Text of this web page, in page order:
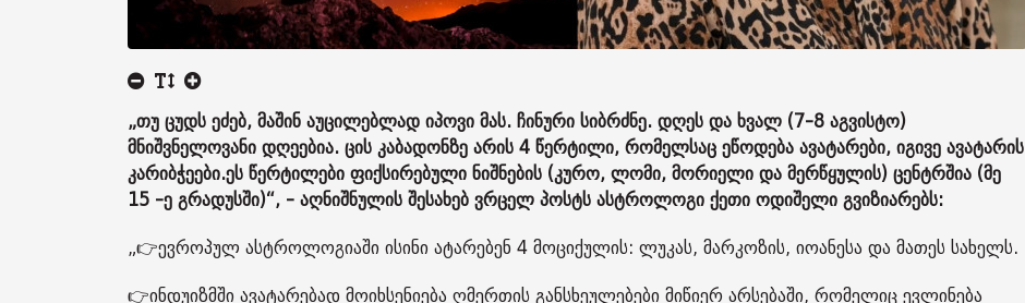
„თუ ცუდს ეძებ, მაშინ აუცილებლად იპოვი მას. ჩინური სიბრძნე. დღეს და ხვალ (7-8 აგვისტო)
მნიშვნელოვანი დღეებია. ცის კაბადონზე არის 4 წერტილი, რომელსაც ეწოდება ავატარები, იგივე ავატარის
კარიბჭეები.ეს წერტილები ფიქსირებული ნიშნების (კურო, ლომი, მორიელი და მერწყულის) ცენტრშია (მე
15 -ე გრადუსში)“, - აღნიშნულის შესახებ ვრცელ პოსტს ასტროლოგი ქეთი ოდიშელი გვიზიარებს:
„👉ევროპულ ასტროლოგიაში ისინი ატარებენ 4 მოციქულის: ლუკას, მარკოზის, იოანესა და მათეს სახელს.
👉ინდუიზმში ავატარებად მოიხსენიება ღმერთის განსხეულებები მიწიერ არსებაში, რომელიც ევლინება